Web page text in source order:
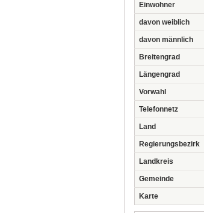
Einwohner
davon weiblich
davon männlich
Breitengrad
Längengrad
Vorwahl
Telefonnetz
Land
Regierungsbezirk
Landkreis
Gemeinde
Karte